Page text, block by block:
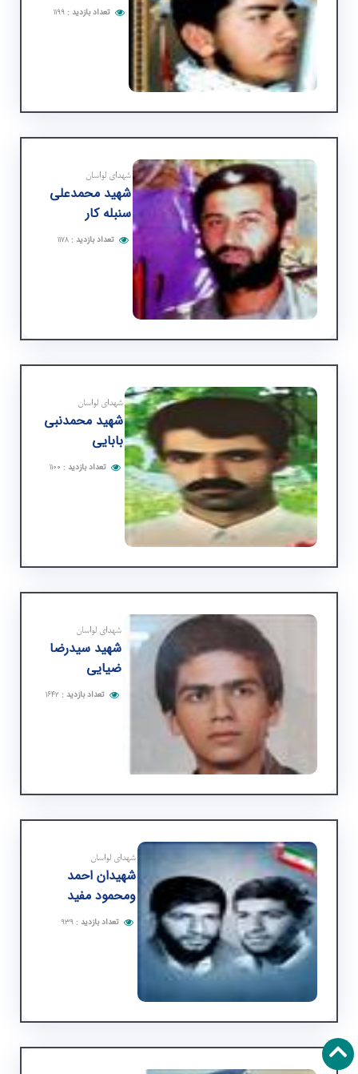
تعداد بازدید :۱۱۹۹
شهدای لواسان
شهید محمدعلی
سنبله كار
تعداد بازدید :۱۱۷۸
شهدای لواسان
شهید محمدنبی
بابایی
تعداد بازدید : ۱۱۰۰
شهدای لواسان
شهید سیدرضا
ضیایی
تعداد بازدید : ۱۶۴۲
شهدای لواسان
شهیدان احمد
ومحمود مفید
تعداد بازدید :۹۳۹